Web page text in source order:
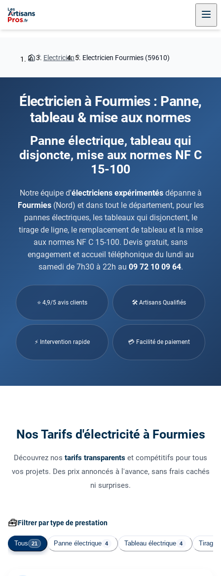
Electricien Electricien Fourmies (59610)
Électricien à Fourmies : Panne,
tableau & mise aux normes
Panne électrique, tableau qui
disjoncte, mise aux normes NF C
15-100
Notre équipe d'électriciens expérimentésdépanne à
Fourmies(Nord) et dans tout le département, pour les
pannes électriques, les tableaux qui disjonctent, le
tirage de ligne, le remplacement de tableau et la mise
aux normes NF C 15-100. Devis gratuit, sans
engagement et accueil téléphonique du lundi au
samedi de 7h30 à 22h au 09 72 10 09 64.
⭐ 4,9/5 avis clients 🛠 Artisans Qualifiés
⚡ Intervention rapide 💳 Facilité de paiement
Nos Tarifs d'électricité à Fourmies
Découvrez nos tarifs transparents et compétitifs pour tous
vos projets. Des prix annoncés à l'avance, sans frais cachés
ni surprises.
🧰Filtrer par type de prestation
Tous 21 Panne électrique 4 Tableau électrique 4 Tirage